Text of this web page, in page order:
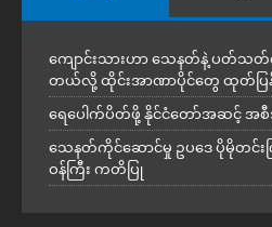
ကျောင်းသားဟာ သေနတ်နဲ့ ပတ်သ
တယ်လို့ ထိုင်းအာဏာပိုင်တွေ ထုတ်ပြ
ရေပေါက်ပိတ်ဖို့ နိုင်ငံတော်အဆင့် အ
သေနတ်ကိုင်ဆောင်မှု ဥပဒေ ပိုမိုတင်
ဝန်ကြီး ကတိပြု